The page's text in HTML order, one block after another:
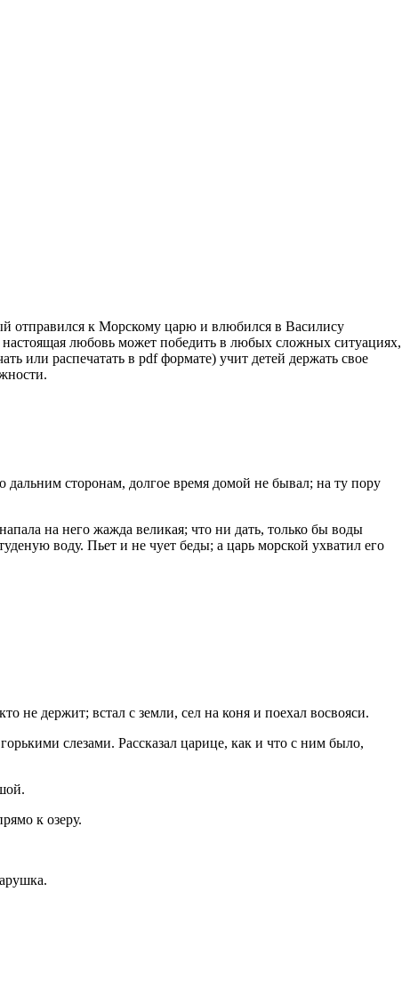
отправился к Морскому царю и влюбился в Василису
любовь может победить в любых сложных ситуациях,
или распечатать в pdf формате) учит детей держать свое
сторонам, долгое время домой не бывал; на ту пору
на него жажда великая; что ни дать, только бы воды
воду. Пьет и не чует беды; а царь морской ухватил его
не держит; встал с земли, сел на коня и поехал восвояси.
слезами. Рассказал царице, как и что с ним было,
к озеру.